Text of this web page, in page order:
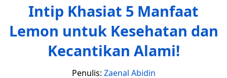
Intip Khasiat 5 Manfaat
Lemon untuk Kesehatan dan
Kecantikan Alami!
Penulis: Zaenal Abidin